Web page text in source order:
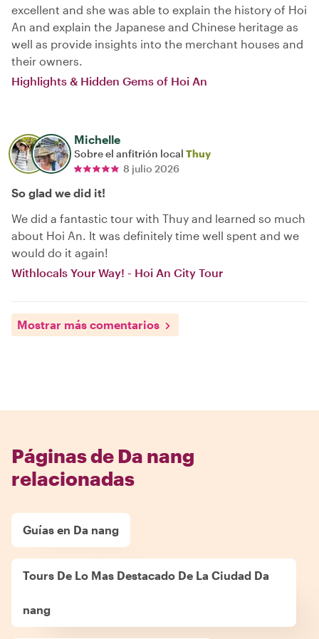
excellent and she was able to explain the history of Hoi
An and explain the Japanese and Chinese heritage as
well as provide insights into the merchant houses and
their owners.
Highlights & Hidden Gems of Hoi An
Michelle
Sobre el anfitrión local Thuy
8 julio 2026
So glad we did it!
We did a fantastic tour with Thuy and learned so much
about Hoi An. It was definitely time well spent and we
would do it again!
Withlocals Your Way! - Hoi An City Tour
Mostrar más comentarios
Páginas de Da nang
relacionadas
Guías en Da nang
Tours De Lo Mas Destacado De La Ciudad Da
nang